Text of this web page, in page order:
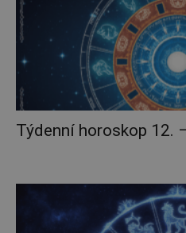
Týdenní horoskop 12.